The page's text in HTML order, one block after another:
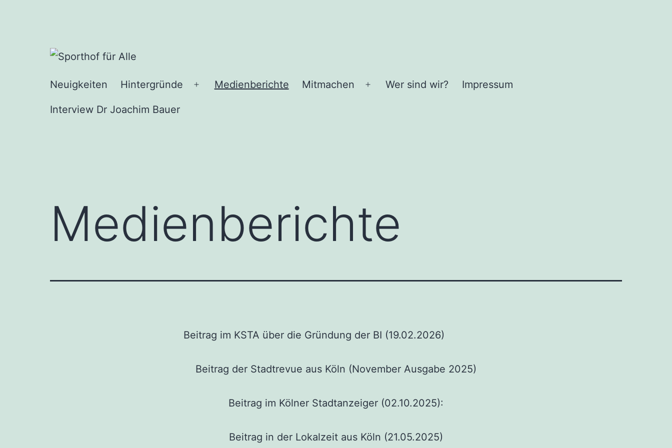
Sporthof
Alle
Neuigkeiten Hintergründe
Menü
Medienberichte Mitmachen
Menü
Wer sind wir? Impressum
Interview Dr Joachim Bauer
Medienberichte
Beitrag im KSTA über die Gründung der BI (19.02.2026)
Beitrag der Stadtrevue aus Köln (November Ausgabe 2025)
Beitrag im Kölner Stadtanzeiger (02.10.2025):
Beitrag in der Lokalzeit aus Köln (21.05.2025)